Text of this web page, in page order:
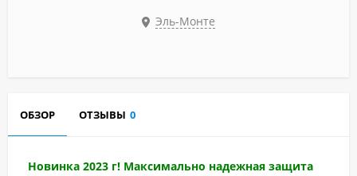
Эль-Монте
ОБЗОР ОТЗЫВЫ 0
Новинка 2023 г! Максимально надежная защита